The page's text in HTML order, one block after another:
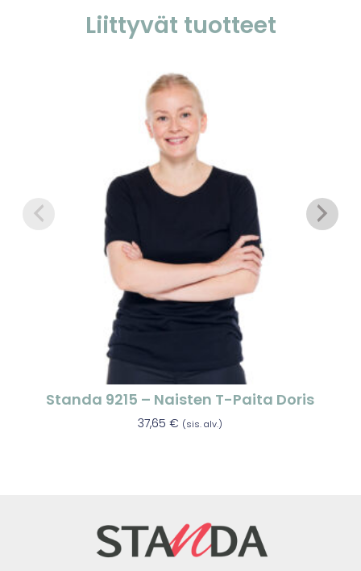
Liittyvät tuotteet
Standa 9215 – Naisten T-Paita Doris
37,65€ (sis. alv.)